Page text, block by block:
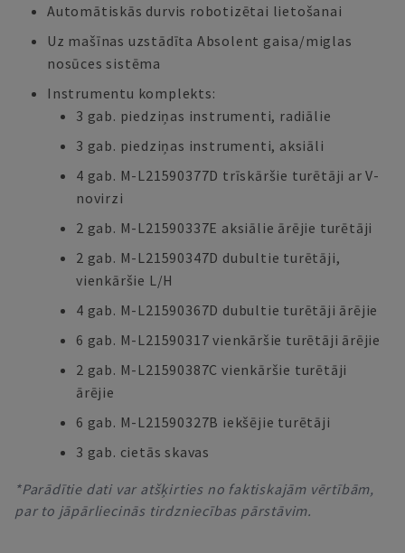
Automātiskās durvis robotizētai lietošanai
Uz mašīnas uzstādīta Absolent gaisa/miglas
nosūces sistēma
Instrumentu komplekts:
3 gab. piedziņas instrumenti, radiālie
3 gab. piedziņas instrumenti, aksiāli
4 gab. M-L21590377D trīskāršie turētāji ar V-
novirzi
2 gab. M-L21590337E aksiālie ārējie turētāji
2 gab. M-L21590347D dubultie turētāji,
vienkāršie L/H
4 gab. M-L21590367D dubultie turētāji ārējie
6 gab. M-L21590317 vienkāršie turētāji ārējie
2 gab. M-L21590387C vienkāršie turētāji
ārējie
6 gab. M-L21590327B iekšējie turētāji
3 gab. cietās skavas
*Parādītie dati var atšķirties no faktiskajām vērtībām,
par to jāpārliecinās tirdzniecības pārstāvim.